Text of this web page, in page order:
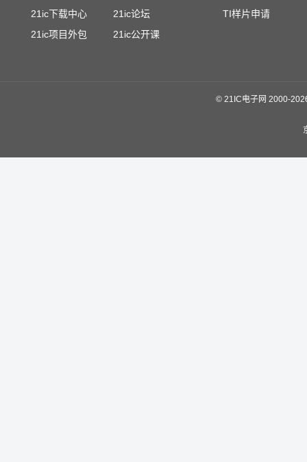
21ic下载中心
21ic论坛
21ic项目外包
21ic公开课
TI样片申请
©21IC电子网 2000-